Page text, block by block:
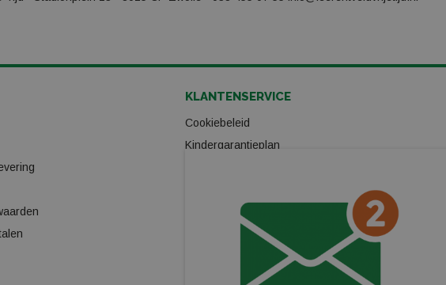
KLANTENSERVICE
Cookiebeleid
Kindergarantieplan
Ski/Snowboard onderhoud